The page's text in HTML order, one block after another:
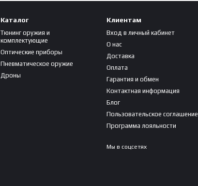
Каталог
Тюнинг оружия и
комплектующие
Оптические приборы
Пневматическое оружие
Дроны
Клиентам
Вход в личный кабинет
О нас
Доставка
Оплата
Гарантия и обмен
Контактная информация
Блог
Пользовательское соглашение
Программа лояльности
Мы в соцсетях